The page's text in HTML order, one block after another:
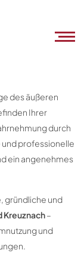
des äußeren
Ihrer
durch
professionelle
ein angenehmes
gründliche und
Kreuznach–
und